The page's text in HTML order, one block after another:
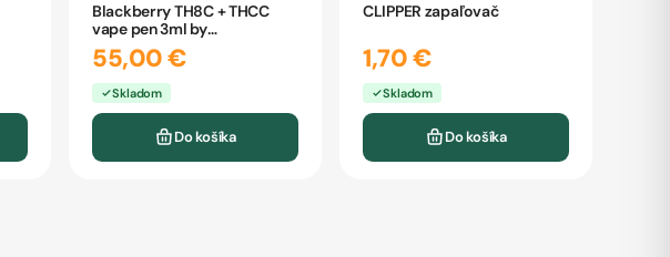
Blackberry TH8C + THCC
vape pen 3ml by
CBDpredajňa
55,00 €
Skladom
Do košíka
CLIPPER zapaľovač
1,70 €
Skladom
Do košíka